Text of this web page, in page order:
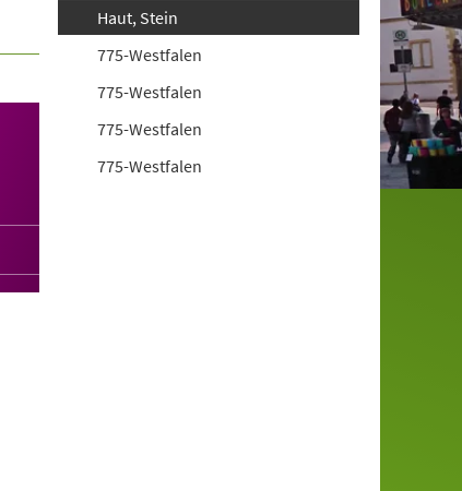
Haut, Stein
775-Westfalen
775-Westfalen
775-Westfalen
775-Westfalen